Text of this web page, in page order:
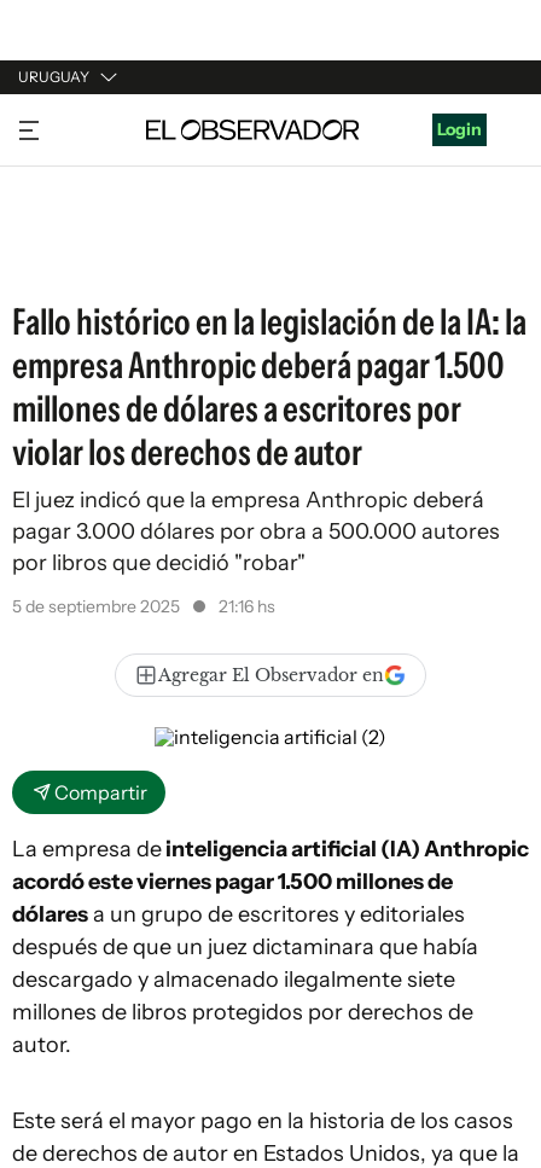
URUGUAY
URUGUAY
ARGENTINA
Login
Fallo histórico en la legislación de la IA: la
empresa Anthropic deberá pagar 1.500
millones de dólares a escritores por
violar los derechos de autor
El juez indicó que la empresa Anthropic deberá
pagar 3.000 dólares por obra a 500.000 autores
por libros que decidió "robar"
5 de septiembre 2025 21:16 hs
Agregar El Observador en
Compartir
La empresa deinteligencia artificial (IA) Anthropic
acordó este viernes pagar 1.500 millones de
dólaresa un grupo de escritores y editoriales
después de que un juez dictaminara que había
descargado y almacenado ilegalmente siete
millones de libros protegidos por derechos de
autor.
Este será el mayor pago en la historia de los casos
de derechos de autor en Estados Unidos, ya que la